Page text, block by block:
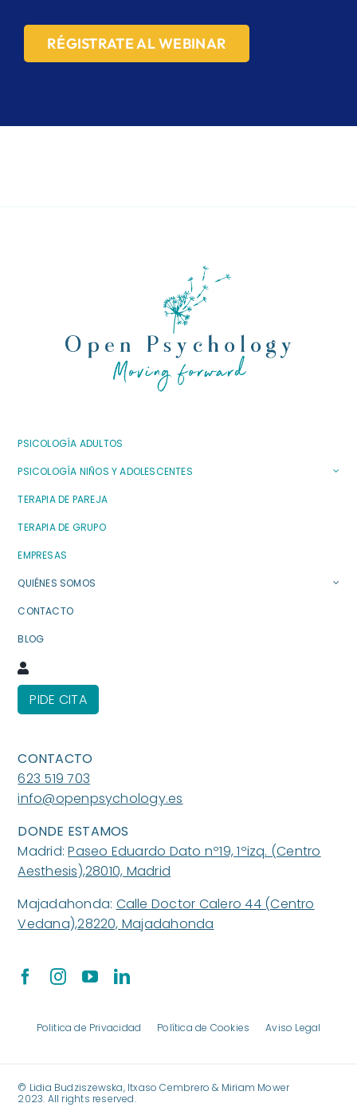
RÉGISTRATE AL WEBINAR
CONTACTO
623 519 703
info@openpsychology.es
DONDE ESTAMOS
Madrid:Paseo Eduardo Dato nº19, 1ºizq. (Centro
Aesthesis),28010, Madrid
Majadahonda: Calle Doctor Calero 44 (Centro
Vedana),28220, Majadahonda
PSICOLOGÍA ADULTOS
PSICOLOGÍA NIÑOS Y ADOLESCENTES
TERAPIA DE PAREJA
TERAPIA DE GRUPO
EMPRESAS
QUIÉNES SOMOS
CONTACTO
BLOG
PIDE CITA
Politica de Privacidad Política de Cookies Aviso Legal
©️ Lidia Budziszewska, Itxaso Cembrero & Miriam Mower
2023. All rights reserved.